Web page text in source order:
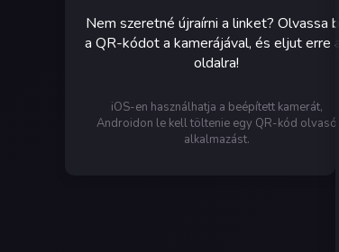
Nem szeretné újraírni a linket? Olvassa be
a QR-kódot a kamerájával, és eljut erre az
oldalra!
iOS-en használhatja a beépített kamerát,
Androidon le kell töltenie egy QR-kód olvasó
alkalmazást.